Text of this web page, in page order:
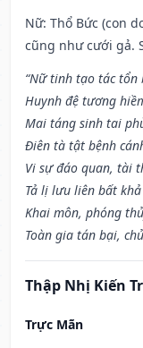
Nữ: Thổ Bức (con
cũng như cưới gả.
“Nữ tinh tạo tác tổn
Huynh đệ tương
Mai táng sinh tai
Điên tà tật bệnh
Vi sự đáo quan, tài
Tả lị lưu liên bất
Khai môn, phóng
Toàn gia tán bại,
Thập Nhị Kiến
Trực Mãn